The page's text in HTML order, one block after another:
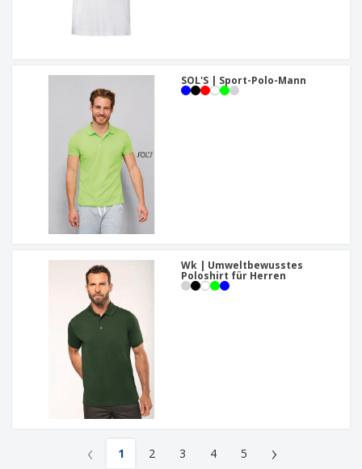
SOL'S | Sport-Polo-Mann
Wk | Umweltbewusstes
Poloshirt für Herren
‹ 1 2 3 4 5 ›